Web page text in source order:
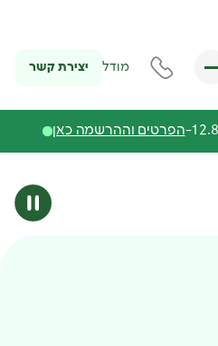
מודל יצירת קשר
הפרטים וההרשמה כאן